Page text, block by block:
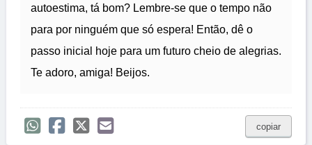
autoestima, tá bom? Lembre-se que o tempo não
para por ninguém que só espera! Então, dê o
passo inicial hoje para um futuro cheio de alegrias.
Te adoro, amiga! Beijos.
copiar